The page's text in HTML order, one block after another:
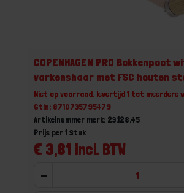
COPENHAGEN PRO Bokkenpoot
varkenshaar met FSC houten
Niet op voorraad, levertijd 1 tot meerdere
Gtin: 8710735795479
Artikelnummer merk: 23.128.45
€ 3,81 incl. BTW
Prijs per 1 Stuk
-